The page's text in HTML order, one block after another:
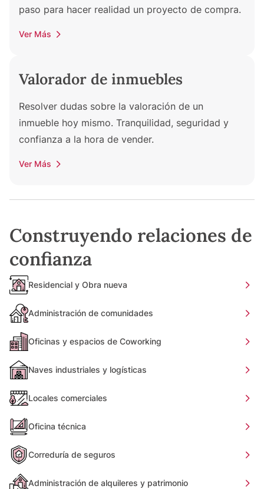
paso para hacer realidad un proyecto de compra.
Ver Más
Valorador de inmuebles
Resolver dudas sobre la valoración de un
inmueble hoy mismo. Tranquilidad, seguridad y
confianza a la hora de vender.
Ver Más
Construyendo relaciones de
confianza
Residencial y Obra nueva
Administración de comunidades
Oficinas y espacios de Coworking
Naves industriales y logísticas
Locales comerciales
Oficina técnica
Correduría de seguros
Administración de alquileres y patrimonio